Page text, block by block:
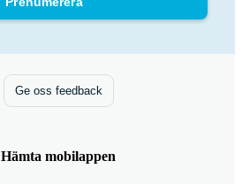
Ge oss feedback
Hämta mobilappen